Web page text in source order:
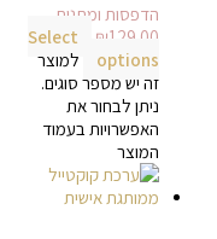
הדפסות ומתנות
₪129.00
Select
options
למוצר
זה יש מספר סוגים.
ניתן לבחור את
האפשרויות בעמוד
המוצר